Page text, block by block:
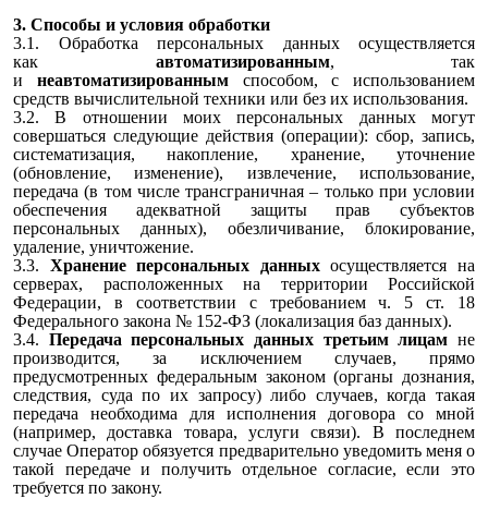
3. Способы и условия обработки
3.1. Обработка персональных данных осуществляется
как автоматизированным, так
и неавтоматизированнымспособом, с использованием
средств вычислительной техники или без их использования.
3.2. В отношении моих персональных данных могут
совершаться следующие действия (операции): сбор, запись,
систематизация, накопление, хранение, уточнение
(обновление, изменение), извлечение, использование,
передача (в том числе трансграничная – только при условии
обеспечения адекватной защиты прав субъектов
персональных данных), обезличивание, блокирование,
удаление, уничтожение.
3.3. Хранение персональных данныхосуществляется на
серверах, расположенных на территории Российской
Федерации, в соответствии с требованием ч. 5 ст. 18
Федерального закона № 152-ФЗ (локализация баз данных).
3.4. Передача персональных данных третьим лицам не
производится, за исключением случаев, прямо
предусмотренных федеральным законом (органы дознания,
следствия, суда по их запросу) либо случаев, когда такая
передача необходима для исполнения договора со мной
(например, доставка товара, услуги связи). В последнем
случае Оператор обязуется предварительно уведомить меня о
такой передаче и получить отдельное согласие, если это
требуется по закону.